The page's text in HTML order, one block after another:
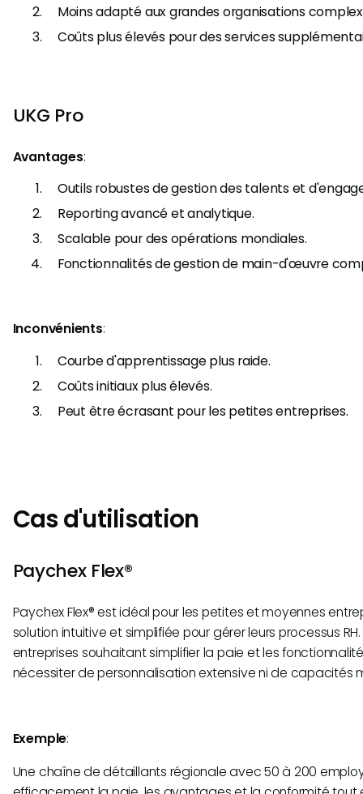
Moins adapté aux grandes organisations
Coûts plus élevés pour des services
UKG Pro
Avantages:
Outils robustes de gestion des talents et
Reporting avancé et analytique.
Scalable pour des opérations mondiales.
Fonctionnalités de gestion de main-d'œuvre
Inconvénients:
Courbe d'apprentissage plus raide.
Coûts initiaux plus élevés.
Peut être écrasant pour les petites entreprises.
Cas d'utilisation
Paychex Flex®
Paychex Flex® est idéal pour les petites et moyennes
solution intuitive et simplifiée pour gérer leurs processus
entreprises souhaitant simplifier la paie et les
nécessiter de personnalisation extensive ni de capacités
Exemple:
Une chaîne de détaillants régionale avec 50 à 200